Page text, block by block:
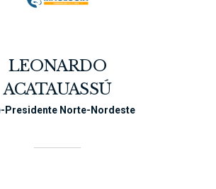
LEONARDO
ACATAUASSÚ
Presidente Norte-Nordeste